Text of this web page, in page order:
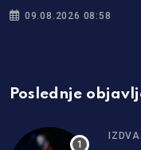
09.08.2026 08:58
Poslednje